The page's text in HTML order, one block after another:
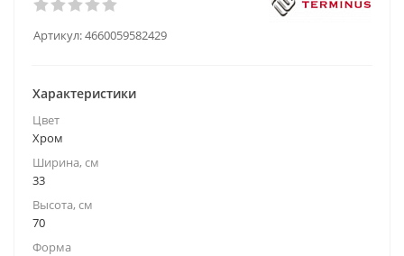
Артикул:4660059582429
Характеристики
Цвет
Хром
Ширина, см
33
Высота, см
70
Форма